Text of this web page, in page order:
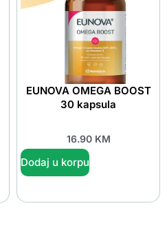
EUNOVA OMEGA BOOST
30 kapsula
16.90 KM
Dodaj u korpu